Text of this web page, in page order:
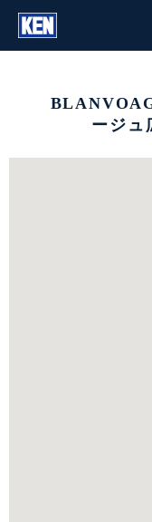
ージュ